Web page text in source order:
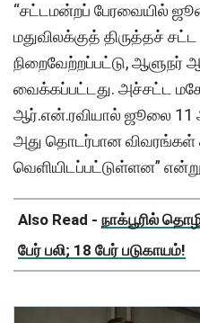
“சட்டமன்றப் பேரவையில்
மதுவிலக்குத் திருத்தச்
நிறைவேற்றப்பட்டு, ஆளுநர்
வைக்கப்பட்டது. அச்சட்ட
ஆர்.என்.ரவியால் ஜூலை 11
அது தொடர்பான விவரங்கள்
வெளியிடப்பட்டுள்ளன”
Also Read - நாக்பூரில்
பேர் பலி; 18 பேர் படுகாயம்!